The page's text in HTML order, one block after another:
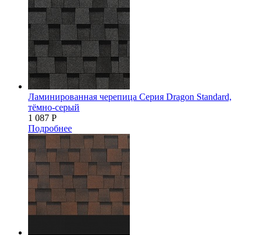
Ламинированная черепица Серия Dragon Standard,
тёмно-серый
1 087 Р
Подробнее